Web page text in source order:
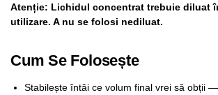
Atenție: Lichidul concentrat trebuie diluat
utilizare. A nu se folosi nediluat.
Cum Se Folosește
Stabilește întâi ce volum final vrei să obții